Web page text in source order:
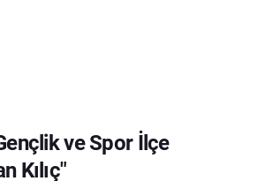
ve Spor İlçe
Kılıç"